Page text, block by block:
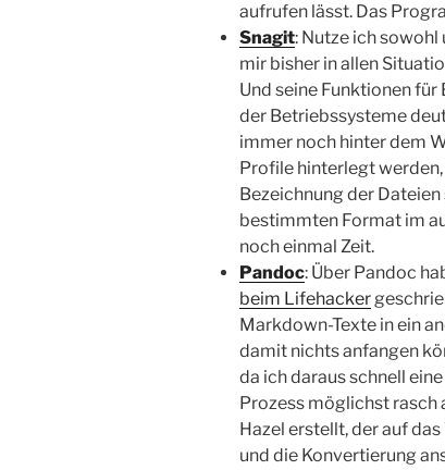
aufrufen lässt. Das
Snagit: Nutze ich sowohl
mir bisher in allen
Und seine Funktionen
der Betriebssysteme
immer noch hinter dem
Profile hinterlegt
Bezeichnung der
bestimmten Format im
noch einmal Zeit.
Pandoc: Über Pandoc
beim Lifehacker
Markdown-Texte in ein
damit nichts anfangen
da ich daraus schnell
Prozess möglichst rasch
Hazel erstellt, der auf
und die Konvertierung